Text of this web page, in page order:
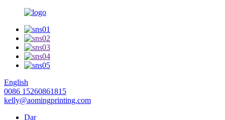
English
0086 15260861815
kelly@aomingprinting.com
Dar